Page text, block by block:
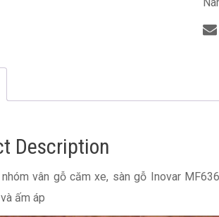
Description
vân gỗ căm xe, sàn gỗ Inovar
ấm áp